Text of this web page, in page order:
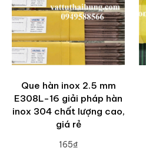
Que hàn inox 2.5 mm
E308L-16 giải pháp hàn
inox 304 chất lượng cao,
giá rẻ
165₫